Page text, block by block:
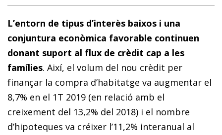
L’entorn de tipus d’interès baixos i una
conjuntura econòmica favorable continuen
donant suport al flux de crèdit cap a les
famílies. Així, el volum del nou crèdit per
finançar la compra d’habitatge va augmentar el
8,7% en el 1T 2019 (en relació amb el
creixement del 13,2% del 2018) i el nombre
d’hipoteques va créixer l’11,2% interanual al